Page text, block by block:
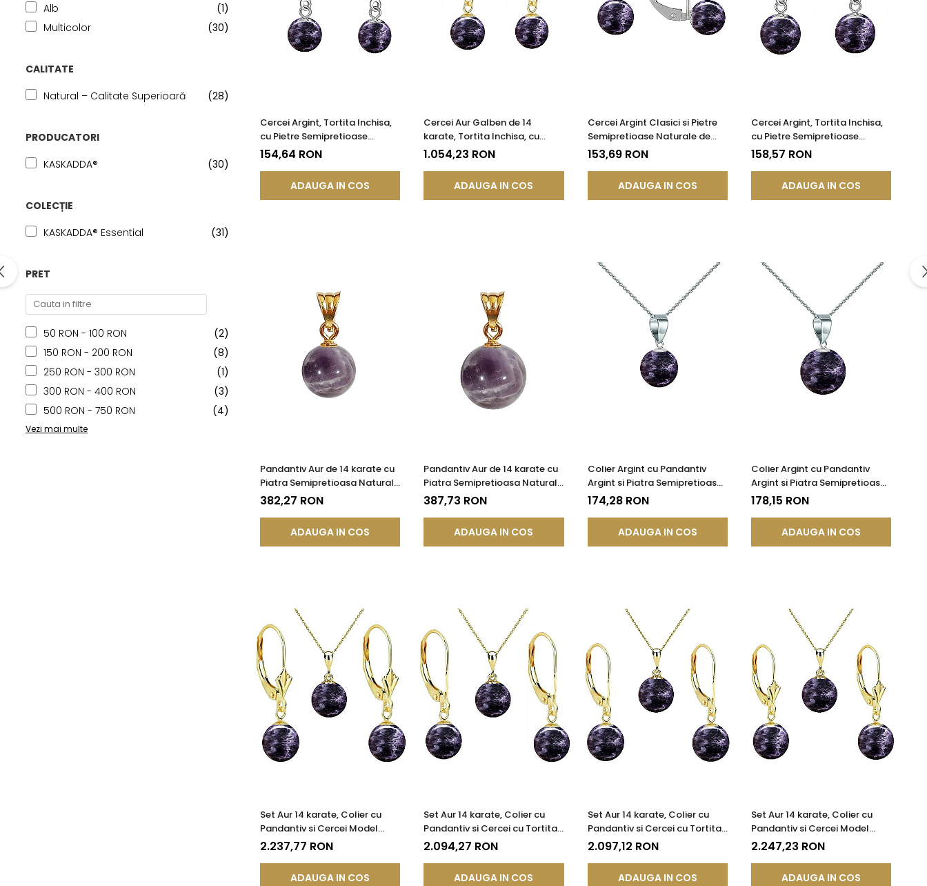
Alb
(1)
Multicolor
(30)
CALITATE
Natural – Calitate Superioară
(28)
PRODUCATORI
KASKADDA®
(30)
COLECȚIE
KASKADDA® Essential
(31)
PRET
50 RON - 100 RON
(2)
150 RON - 200 RON
(8)
250 RON - 300 RON
(1)
300 RON - 400 RON
(3)
500 RON - 750 RON
(4)
Vezi mai multe
Cercei Argint, Tortita Inchisa,
cu Pietre Semipretioase
Naturale de Ametist de 8 mm
154,64 RON
ADAUGA IN COS
Cercei Aur Galben de 14
karate, Tortita Inchisa, cu
Pietre Semipretioase Naturale
de Ametist de 8 mm
1.054,23 RON
ADAUGA IN COS
Cercei Argint Clasici si Pietre
Semipretioase Naturale de
Ametist de 8 mm
153,69 RON
ADAUGA IN COS
Cercei Argint, Tortita Inchisa,
cu Pietre Semipretioase
Naturale de Ametist de 10 mm
158,57 RON
ADAUGA IN COS
Pandantiv Aur de 14 karate cu
Piatra Semipretioasa Naturala
de Ametist de 8 mm |
KASKADDA®
382,27 RON
ADAUGA IN COS
Pandantiv Aur de 14 karate cu
Piatra Semipretioasa Naturala
de Ametist de 10 mm
387,73 RON
ADAUGA IN COS
Colier Argint cu Pandantiv
Argint si Piatra Semipretioasa
Naturala de Ametist de 8 mm
174,28 RON
ADAUGA IN COS
Colier Argint cu Pandantiv
Argint si Piatra Semipretioasa
Naturala de Ametist de 10 mm
178,15 RON
ADAUGA IN COS
Set Aur 14 karate, Colier cu
Pandantiv si Cercei Model
Lalea cu Pietre Semipretioase
2.237,77 RON
ADAUGA IN COS
Set Aur 14 karate, Colier cu
Pandantiv si Cercei cu Tortita
Inchisa cu Pietre
2.094,27 RON
ADAUGA IN COS
Set Aur 14 karate, Colier cu
Pandantiv si Cercei cu Tortita
Inchisa cu Pietre
2.097,12 RON
ADAUGA IN COS
Set Aur 14 karate, Colier cu
Pandantiv si Cercei Model
Lalea cu Pietre Semipretioase
2.247,23 RON
ADAUGA IN COS